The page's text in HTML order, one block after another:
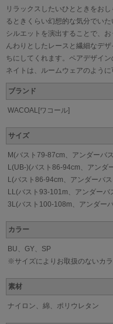
リラックスしたいひとときをお
るときくらい幻想的な気分でい
シルエットを演出することで、
んわりとしたレースと繊細なデ
ちにしてくれます。ペアデザイ
ネイトは、ルームウェアのように
ブランド
WACOAL[ワコール]
サイズ
M(バスト79-87cm、アンダーバ
L(UB-)(バスト86-94cm、アンダ
L(バスト86-94cm、アンダーバ
LL(バスト93-101m、アンダーバ
3L(バスト100-108m、アンダー
カラー
BU、GY、SP
※サイズによりお取扱のないカ
素材
ナイロン、綿、ポリウレタン